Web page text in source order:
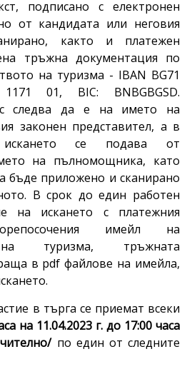
подписано с електронен
от кандидата или неговия
както и платежен
тръжна документация по
на туризма - IBAN BG71
01, BIC: BNBGBGSD.
следва да е на името на
законен представител, а в
искането се подава от
на пълномощника, като
бъде приложено и сканирано
В срок до един работен
на искането с платежния
имейл на
на туризма, тръжната
в pdf файлове на имейла,
в търга се приемат всеки
на 11.04.2023 г. до 17:00 часа
по един от следните